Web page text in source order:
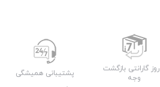
7 روز گارانتی بازگشت
وجه
پشتیبانی همیشگی